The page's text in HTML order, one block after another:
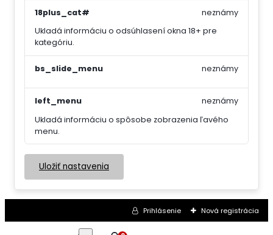
18plus_cat#
Ukladá informáciu o odsúhlasení okna 18+ pre
kategóriu.
neznámy
bs_slide_menu neznámy
left_menu
Ukladá informáciu o spôsobe zobrazenia ľavého
menu.
neznámy
Uložiť nastavenia
Prihlásenie Nová registrácia